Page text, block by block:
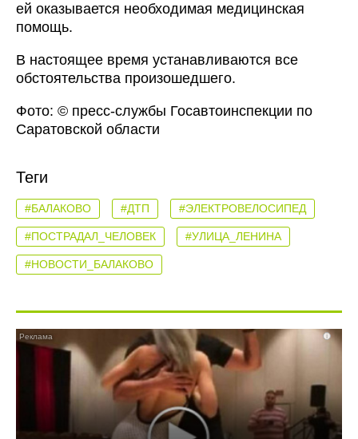
ей оказывается необходимая медицинская
помощь.
В настоящее время устанавливаются все
обстоятельства произошедшего.
Фото: © пресс-службы Госавтоинспекции по
Саратовской области
Теги
#БАЛАКОВО #ДТП #ЭЛЕКТРОВЕЛОСИПЕД
#ПОСТРАДАЛ_ЧЕЛОВЕК #УЛИЦА_ЛЕНИНА
#НОВОСТИ_БАЛАКОВО
i